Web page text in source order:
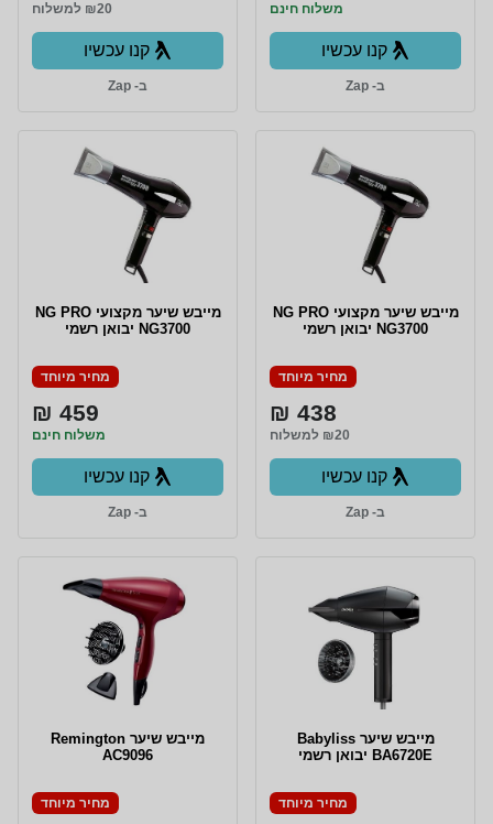
משלוח חינם
קנו עכשיו
ב- Zap
₪20 למשלוח
קנו עכשיו
ב- Zap
מייבש שיער מקצועי NG PRO
NG3700 יבואן רשמי
מחיר מיוחד
438 ₪
₪20 למשלוח
קנו עכשיו
ב- Zap
מייבש שיער מקצועי NG PRO
NG3700 יבואן רשמי
מחיר מיוחד
459 ₪
משלוח חינם
קנו עכשיו
ב- Zap
מייבש שיער Babyliss
BA6720E יבואן רשמי
מחיר מיוחד
מייבש שיער Remington
AC9096
מחיר מיוחד